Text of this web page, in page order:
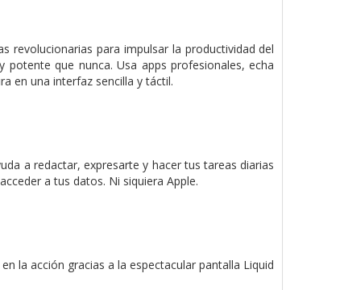
revolucionarias para impulsar la productividad del
que nunca. Usa apps profesionales, echa
en una interfaz sencilla y táctil.
a redactar, expresarte y hacer tus tareas diarias
a tus datos. Ni siquiera Apple.
la acción gracias a la espectacular pantalla Liquid